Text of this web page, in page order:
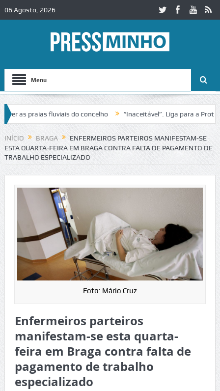
06 Agosto, 2026
Menu
praias fluviais do concelho “Inaceitável”. Liga para a Proteção
de trânsito no IC2 em Alcobaça Igreja do Castelo de
INÍCIO BRAGA
ENFERMEIROS PARTEIROS MANIFESTAM-SE
ESTA QUARTA-FEIRA EM BRAGA CONTRA FALTA DE PAGAMENTO DE
TRABALHO ESPECIALIZADO
Foto: Mário Cruz
Enfermeiros parteiros
manifestam-se esta quarta-
feira em Braga contra falta de
pagamento de trabalho
especializado